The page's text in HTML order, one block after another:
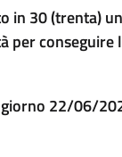
in 30 (trenta)
per
22/06/